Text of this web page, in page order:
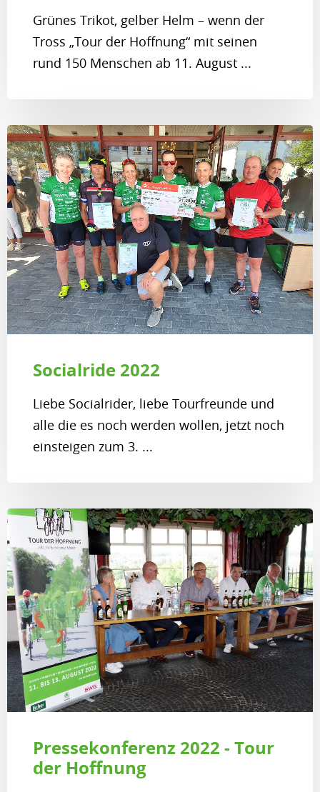
Grünes Trikot, gelber Helm – wenn der
Tross „Tour der Hoffnung“ mit seinen
rund 150 Menschen ab 11. August ...
Socialride 2022
Liebe Socialrider, liebe Tourfreunde und
alle die es noch werden wollen, jetzt noch
einsteigen zum 3. ...
Pressekonferenz 2022 - Tour
der Hoffnung